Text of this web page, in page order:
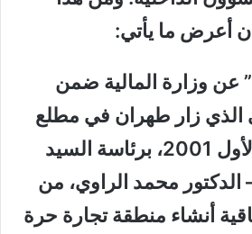
أعرض ما يأتي:
عن وزارة المالية ضمن
الذي زار طهران في مطلع
شهر تشرين الأول 2001، برئاسة السيد
الدكتور محمد الراوي، من
أنشاء منطقة تجارة حرة